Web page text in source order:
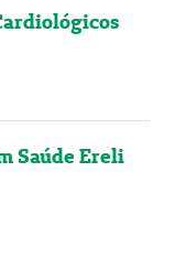
Saúde Ereli